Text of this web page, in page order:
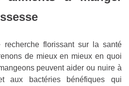
florissant sur la santé
de mieux en mieux en quoi
peuvent aider ou nuire à
aux bactéries bénéfiques qui